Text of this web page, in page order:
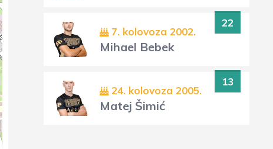
22
7. kolovoza 2002.
Mihael Bebek
13
24. kolovoza 2005.
Matej Šimić